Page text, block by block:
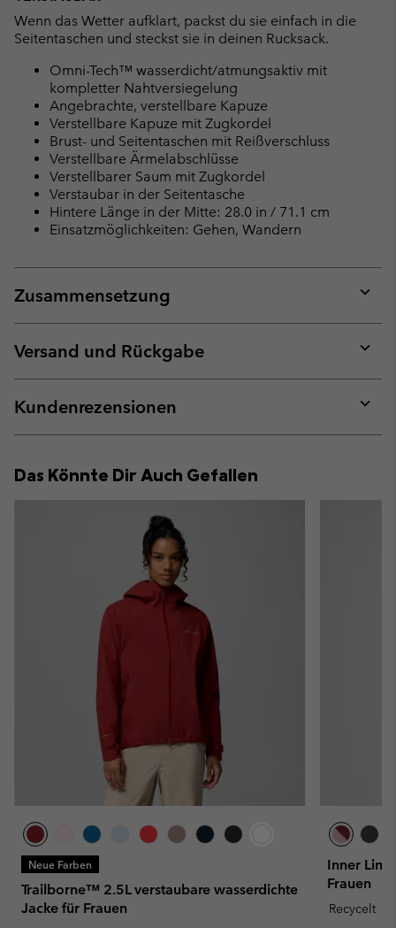
Wenn das Wetter aufklart, packst du sie einfach in die
Seitentaschen und steckst sie in deinen Rucksack.
Omni-Tech™ wasserdicht/atmungsaktiv mit
kompletter Nahtversiegelung
Angebrachte, verstellbare Kapuze
Verstellbare Kapuze mit Zugkordel
Brust- und Seitentaschen mit Reißverschluss
Verstellbare Ärmelabschlüsse
Verstellbarer Saum mit Zugkordel
Verstaubar in der Seitentasche
Hintere Länge in der Mitte: 28.0 in / 71.1 cm
Einsatzmöglichkeiten: Gehen, Wandern
Zusammensetzung
or
Versand und Rückgabe
or
Kundenrezensionen
or
Das Könnte Dir Auch Gefallen
Neue Farben
Trailborne™ 2.5L verstaubare wasserdichte
Jacke für Frauen
Inner
Frauen
Recycelt